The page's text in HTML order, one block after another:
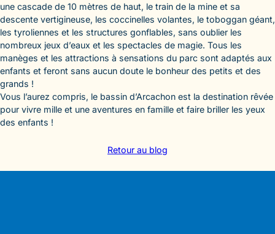
une cascade de 10 mètres de haut, le train de la mine et sa
descente vertigineuse, les coccinelles volantes, le toboggan géant,
les tyroliennes et les structures gonflables, sans oublier les
nombreux jeux d’eaux et les spectacles de magie. Tous les
manèges et les attractions à sensations du parc sont adaptés aux
enfants et feront sans aucun doute le bonheur des petits et des
grands !
Vous l’aurez compris, le bassin d’Arcachon est la destination rêvée
pour vivre mille et une aventures en famille et faire briller les yeux
des enfants !
Retour au blog